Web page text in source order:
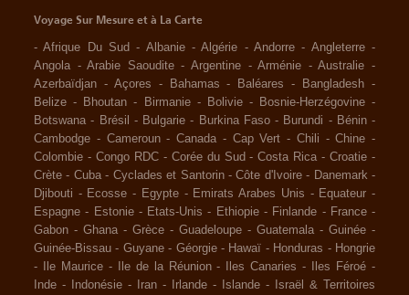
Voyage Sur Mesure et à La Carte
-Afrique Du Sud - Albanie -Algérie -Andorre - Angleterre -
Angola -Arabie Saoudite -Argentine -Arménie -Australie -
Azerbaïdjan - Açores - Bahamas - Baléares - Bangladesh -
Belize - Bhoutan - Birmanie - Bolivie - Bosnie-Herzégovine -
Botswana - Brésil - Bulgarie - Burkina Faso - Burundi - Bénin -
Cambodge - Cameroun - Canada - Cap Vert - Chili -Chine -
Colombie - Congo RDC - Corée du Sud -Costa Rica -Croatie -
Crète - Cuba - Cyclades et Santorin -Côte d'Ivoire - Danemark -
Djibouti - Ecosse - Egypte - Emirats Arabes Unis - Equateur -
Espagne - Estonie - Etats-Unis - Ethiopie - Finlande - France -
Gabon - Ghana - Grèce - Guadeloupe - Guatemala - Guinée -
Guinée-Bissau - Guyane - Géorgie - Hawaï - Honduras - Hongrie
-
Ile Maurice - Ile de la Réunion - Iles Canaries - Iles Féroé -
Inde - Indonésie - Iran - Irlande - Islande -
Israël & Territoires